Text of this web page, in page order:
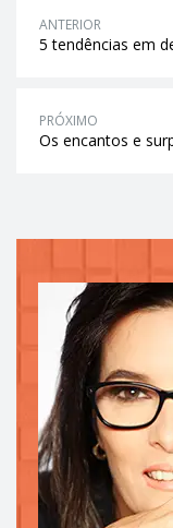
ANTERIOR
5 tendências em
PRÓXIMO
Os encantos e